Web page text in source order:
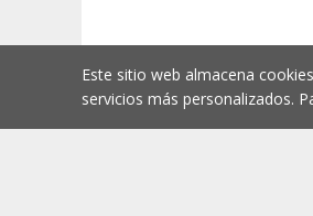
Este sitio web almacena
servicios más personalizados.